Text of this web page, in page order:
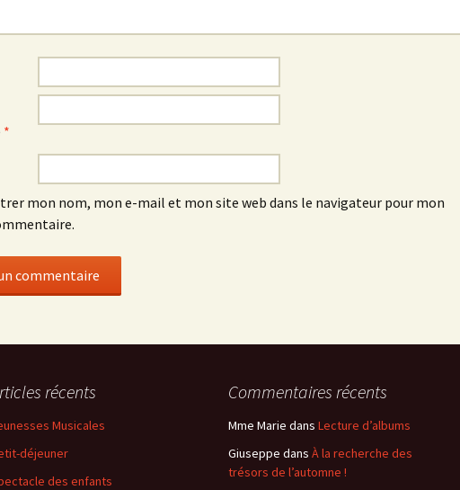
*
mon nom, mon e-mail et mon site web dans le navigateur pour mon
récents
Musicales
déjeuner
des enfants
Commentaires récents
Mme Marie dans Lecture d’albums
Giuseppe dans À la recherche des
trésors de l’automne !